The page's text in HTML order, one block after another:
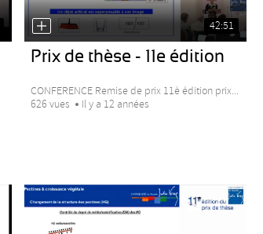
42:51
Prix de thèse - 11e édition
CONFERENCE Remise de prix 11è édition prix...
626 vues
Il y a 12 années